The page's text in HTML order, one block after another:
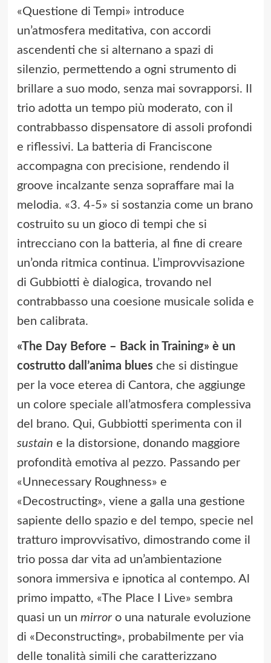
«Questione di Tempi» introduce
un’atmosfera meditativa, con accordi
ascendenti che si alternano a spazi di
silenzio, permettendo a ogni strumento di
brillare a suo modo, senza mai sovrapporsi. Il
trio adotta un tempo più moderato, con il
contrabbasso dispensatore di assoli profondi
e riflessivi. La batteria di Franciscone
accompagna con precisione, rendendo il
groove incalzante senza sopraffare mai la
melodia. «3. 4-5» si sostanzia come un brano
costruito su un gioco di tempi che si
intrecciano con la batteria, al fine di creare
un’onda ritmica continua. L’improvvisazione
di Gubbiotti è dialogica, trovando nel
contrabbasso una coesione musicale solida e
ben calibrata.
«The Day Before – Back in Training» è un
costrutto dall’anima blues che si distingue
per la voce eterea di Cantora, che aggiunge
un colore speciale all’atmosfera complessiva
del brano. Qui, Gubbiotti sperimenta con il
sustain e la distorsione, donando maggiore
profondità emotiva al pezzo. Passando per
«Unnecessary Roughness» e
«Decostructing», viene a galla una gestione
sapiente dello spazio e del tempo, specie nel
tratturo improvvisativo, dimostrando come il
trio possa dar vita ad un’ambientazione
sonora immersiva e ipnotica al contempo. Al
primo impatto, «The Place I Live» sembra
quasi un un mirroro una naturale evoluzione
di «Deconstructing», probabilmente per via
delle tonalità simili che caratterizzano